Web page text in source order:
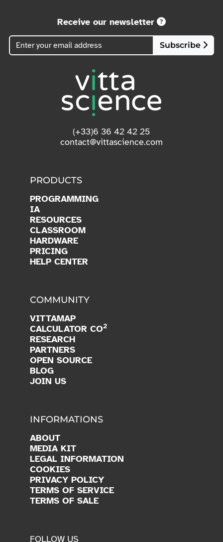
Receive our newsletter
Subscribe
(+33)6 36 42 42 25
contact@vittascience.com
PRODUCTS
PROGRAMMING
IA
RESOURCES
CLASSROOM
HARDWARE
PRICING
HELP CENTER
COMMUNITY
VITTAMAP
CALCULATOR CO2
RESEARCH
PARTNERS
OPEN SOURCE
BLOG
JOIN US
INFORMATIONS
ABOUT
MEDIA KIT
LEGAL INFORMATION
COOKIES
PRIVACY POLICY
TERMS OF SERVICE
TERMS OF SALE
FOLLOW US